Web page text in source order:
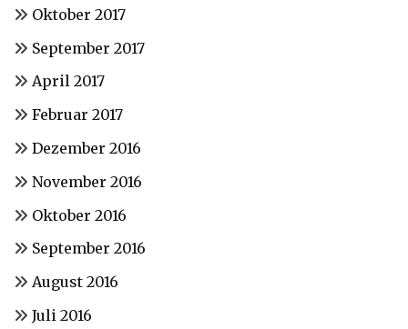
Oktober 2017
September 2017
April 2017
Februar 2017
Dezember 2016
November 2016
Oktober 2016
September 2016
August 2016
Juli 2016